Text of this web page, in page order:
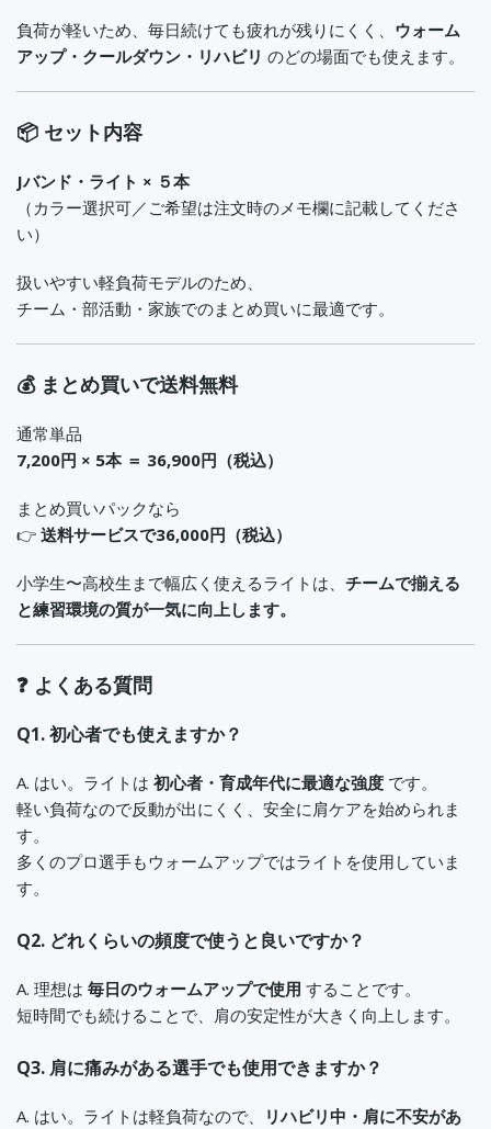
負荷が軽いため、毎日続けても疲れが残りにくく、 ウォーム
アップ・クールダウン・リハビリ のどの場面でも使えます。
📦 セット内容
Jバンド・ライト × ５本
（カラー選択可／ご希望は注文時のメモ欄に記載してくださ
い）
扱いやすい軽負荷モデルのため、
チーム・部活動・家族でのまとめ買いに最適です。
💰 まとめ買いで送料無料
通常単品
7,200円 × 5本 ＝ 36,900円（税込）
まとめ買いパックなら
👉 送料サービスで36,000円 （税込）
小学生〜高校生まで幅広く使えるライトは、 チームで揃える
と練習環境の質が一気に向上します。
❓ よくある質問
Q1. 初心者でも使えますか？
A. はい。ライトは 初心者・育成年代に最適な強度 です。
軽い負荷なので反動が出にくく、安全に肩ケアを始められま
す。
多くのプロ選手もウォームアップではライトを使用していま
す。
Q2. どれくらいの頻度で使うと良いですか？
A. 理想は 毎日のウォームアップで使用 することです。
短時間でも続けることで、肩の安定性が大きく向上します。
Q3. 肩に痛みがある選手でも使用できますか？
A. はい。ライトは軽負荷なので、
リハビリ中・肩に不安があ